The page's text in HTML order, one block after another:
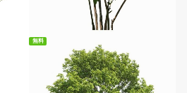
無料ダウンロード
無料